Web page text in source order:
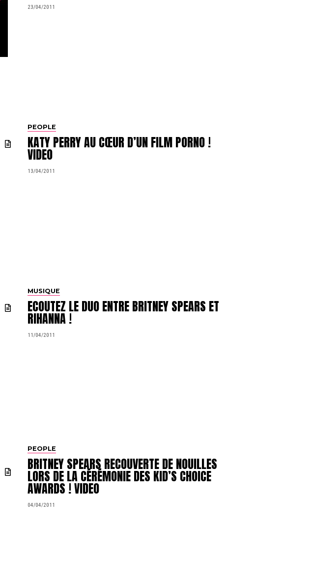
23/04/2011
PEOPLE
KATY PERRY AU CŒUR D’UN FILM PORNO !
VIDEO
13/04/2011
MUSIQUE
ECOUTEZ LE DUO ENTRE BRITNEY SPEARS ET
RIHANNA !
11/04/2011
PEOPLE
BRITNEY SPEARS RECOUVERTE DE NOUILLES
LORS DE LA CÉRÉMONIE DES KID’S CHOICE
AWARDS ! VIDEO
04/04/2011